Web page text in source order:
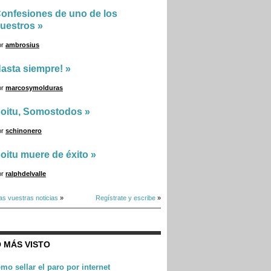
de uno de los
»
ambrosius
siempre! »
marcosymolduras
Somostodos »
schinonero
muere de éxito »
ralphdelvalle
vuestras noticias » Regístrate y escribe »
MÁS VISTO
sellar el paro por internet